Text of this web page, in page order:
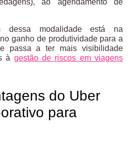
dessa modalidade está na
ganho de produtividade para a
passa a ter mais visibilidade
à gestão de riscos em viagens
do Uber
para